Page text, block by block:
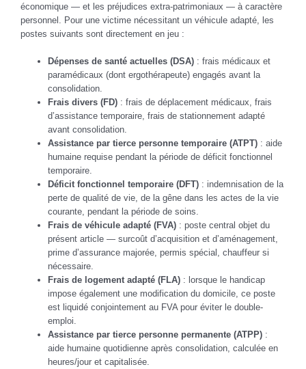
économique — et les préjudices extra-patrimoniaux — à caractère
personnel. Pour une victime nécessitant un véhicule adapté, les
postes suivants sont directement en jeu :
Dépenses de santé actuelles (DSA) : frais médicaux et
paramédicaux (dont ergothérapeute) engagés avant la
consolidation.
Frais divers (FD) : frais de déplacement médicaux, frais
d’assistance temporaire, frais de stationnement adapté
avant consolidation.
Assistance par tierce personne temporaire (ATPT) : aide
humaine requise pendant la période de déficit fonctionnel
temporaire.
Déficit fonctionnel temporaire (DFT) : indemnisation de la
perte de qualité de vie, de la gêne dans les actes de la vie
courante, pendant la période de soins.
Frais de véhicule adapté (FVA) : poste central objet du
présent article — surcoût d’acquisition et d’aménagement,
prime d’assurance majorée, permis spécial, chauffeur si
nécessaire.
Frais de logement adapté (FLA) : lorsque le handicap
impose également une modification du domicile, ce poste
est liquidé conjointement au FVA pour éviter le double-
emploi.
Assistance par tierce personne permanente (ATPP) :
aide humaine quotidienne après consolidation, calculée en
heures/jour et capitalisée.